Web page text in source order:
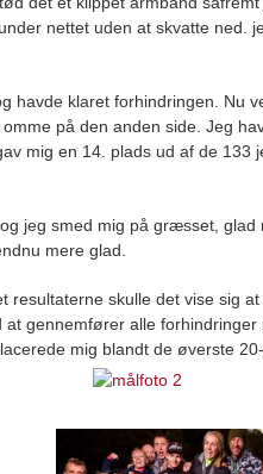
nettet uden at skvatte ned.
havde klaret forhindringen. Nu
på den anden side. Jeg
mig en 14. plads ud af de 133
jeg smed mig på græsset, glad
mere glad.
resultaterne skulle det vise sig
gennemfører alle forhindringer
mig blandt de øverste